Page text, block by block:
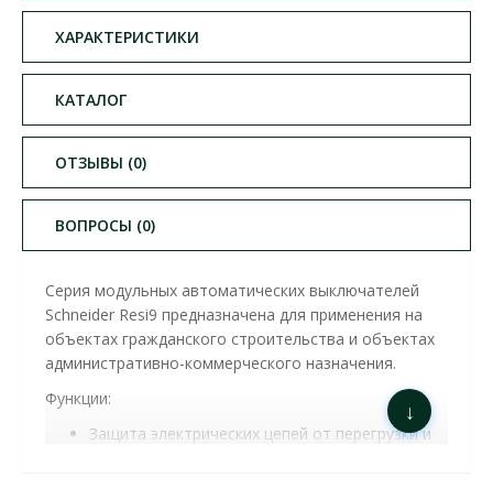
ХАРАКТЕРИСТИКИ
КАТАЛОГ
ОТЗЫВЫ (0)
ВОПРОСЫ (0)
Серия модульных автоматических выключателей
Schneider Resi9 предназначена для применения на
объектах гражданского строительства и объектах
административно-коммерческого назначения.
Функции:
Защита электрических цепей от перегрузки и
↓